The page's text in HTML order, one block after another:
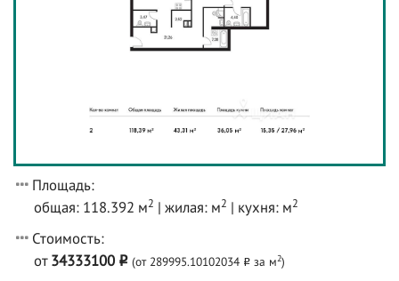
Площадь:
общая: 118.392 м2 | жилая: м2 | кухня: м2
Стоимость:
от34333100 o (от 289995.10102034 o за м2)